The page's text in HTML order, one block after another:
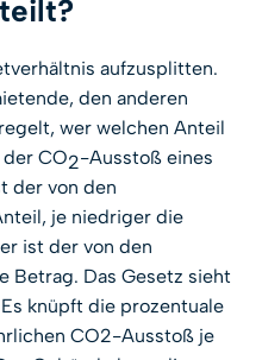
aufzusplitten.
den anderen
wer welchen Anteil
CO2-Ausstoß eines
der von den
je niedriger die
ist der von den
Betrag. Das Gesetz sieht
knüpft die prozentuale
CO2-Ausstoß je